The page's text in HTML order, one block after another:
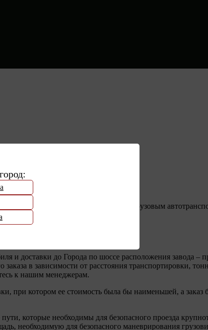
Доставка производится грузовым
составляет 2-3 дня.
лиц.
и доставки до Города по шоссе расположения завода –
в зависимости от расстояния транспортировки,
к нашим менеджерам.
при котором ее стоимость была бы наименьшей, а заказ
которые необходимы для безопасного проезда
необходимую для безопасного маневрирования